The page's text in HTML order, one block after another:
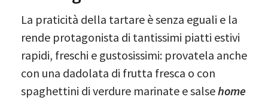
La praticità della tartare è senza eguali e la
rende protagonista di tantissimi piatti estivi
rapidi, freschi e gustosissimi: provatela anche
con una dadolata di frutta fresca o con
spaghettini di verdure marinate e salsehome